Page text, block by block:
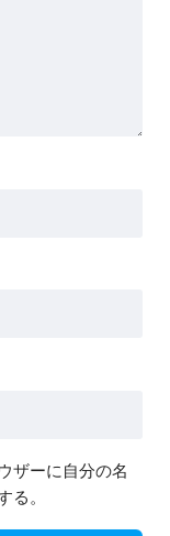
ザーに自分の名
る。